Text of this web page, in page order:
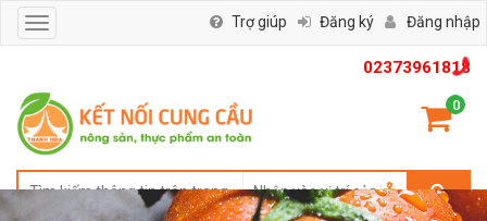
02373961818
0
Toggle
navigation
Trợ giúp Đăng ký Đăng nhập